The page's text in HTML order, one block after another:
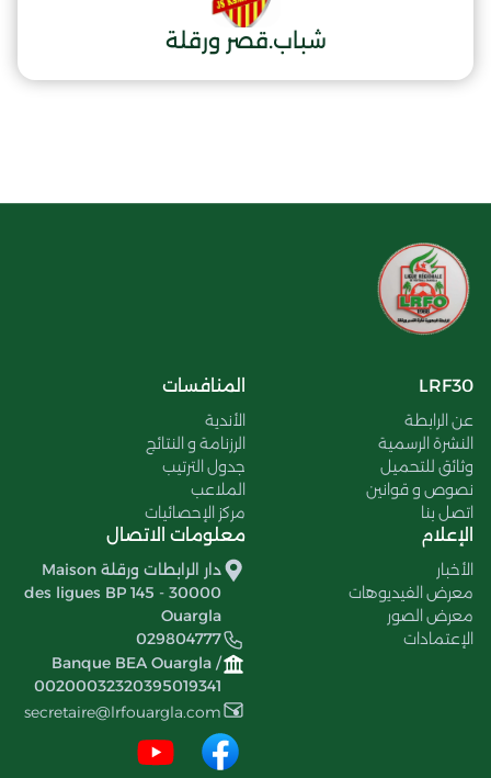
شباب.قصر ورقلة
LRF30
عن الرابطة
النشرة الرسمية
وثائق للتحميل
نصوص و قوانين
اتصل بنا
المنافسات
الأندية
الرزنامة و النتائج
جدول الترتيب
الملاعب
مركز الإحصائيات
الإعلام
الأخبار
معرض الفيديوهات
معرض الصور
الإعتمادات
معلومات الاتصال
دار الرابطات ورقلة Maison
des ligues BP 145 - 30000
Ouargla
029804777
Banque BEA Ouargla /
00200032320395019341
secretaire@lrfouargla.com